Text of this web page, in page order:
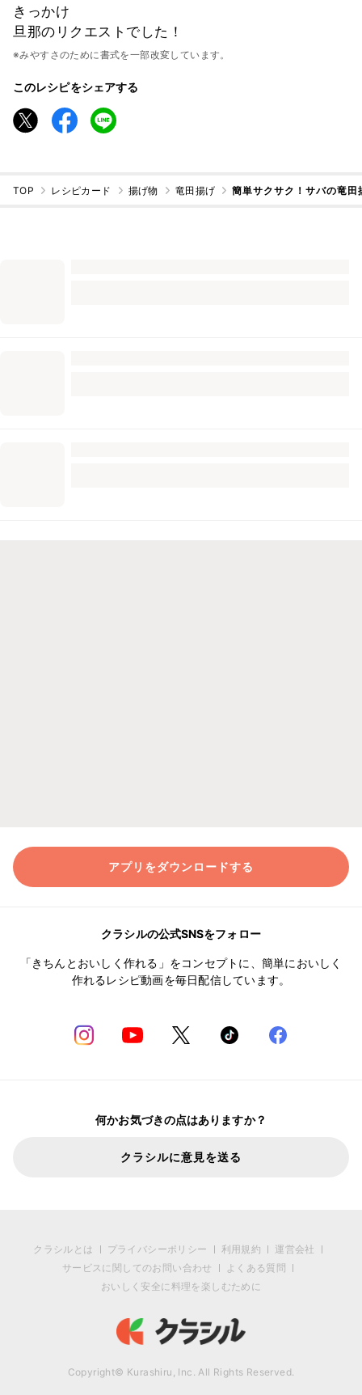
きっかけ
旦那のリクエストでした！
※みやすさのために書式を一部改変しています。
このレシピをシェアする
TOP レシピカード 揚げ物 竜田揚げ 簡単サクサク！サバの竜
アプリをダウンロードする
クラシルの公式SNSをフォロー
「きちんとおいしく作れる」をコンセプトに、簡単においしく
作れるレシピ動画を毎日配信しています。
何かお気づきの点はありますか？
クラシルに意見を送る
クラシルとは プライバシーポリシー 利用規約
運営会社
サービスに関してのお問い合わせ
よくある質問
おいしく安全に料理を楽しむために
Copyright© Kurashiru, Inc. All Rights Reserved.